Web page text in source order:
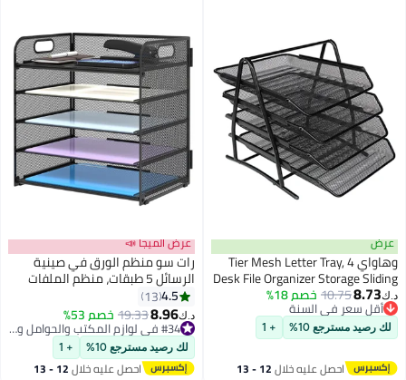
وهاواي 4 Tier Mesh Letter Tray,
Desk File Organizer Storage
Paper Sorter, Desktop
Holder Shelf Rack Paper
Tray Organizer for Home,
Office,
8.73
10.75خصم 18%
أقل سعر في السنة
أقل سعر في السنة
رصيد مسترجع 10% + 1
احصل عليه خلال 12 - 13
عرض الميجا 📣
رات سو منظم الورق في صينية
الرسائل 5 طبقات، منظم الملفات
على المكتب مع مقبض، منظم
مكتبي من المعدن الأسود مع رف
مكتبي للمكتب يستخدم لتنظيم
اللوازم المكتبية في المدرسة
والمنزل.
4.5
13
8.96
19.33خصم 53%
#34 في لوازم المكتب والحوامل والموزعات
#34 في لوازم المكتب والحوامل والموزعات لك رصيد مسترجع 10% + 1
احصل عليه خلال 12 - 13